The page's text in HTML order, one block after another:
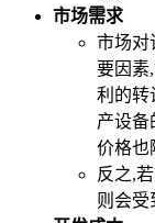
市场需求
市场对
要因素
利的转
产设备
价格也
反之,
则会受